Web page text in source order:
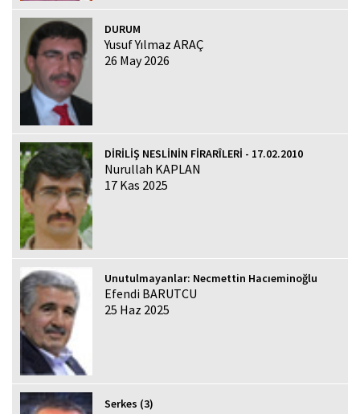
DURUM
Yusuf Yılmaz ARAÇ
26 May 2026
DİRİLİŞ NESLİNİN FİRARÎLERİ - 17.02.2010
Nurullah KAPLAN
17 Kas 2025
Unutulmayanlar: Necmettin Hacıeminoğlu
Efendi BARUTCU
25 Haz 2025
Serkes (3)